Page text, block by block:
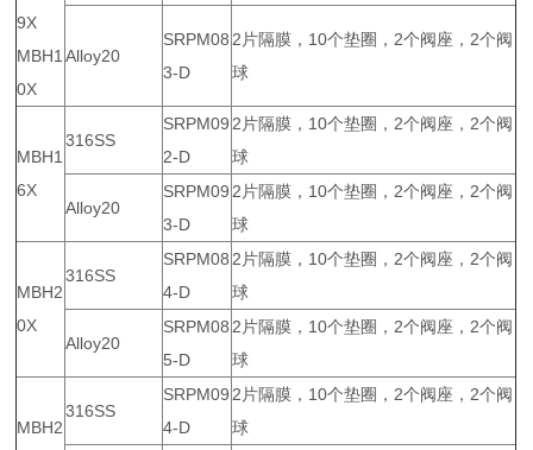
9X
MBH1
0X
Alloy20
SRPM08
3-D
2片隔膜，10个垫圈，2个阀座，2个阀
球
MBH1
6X
316SS
SRPM09
2-D
2片隔膜，10个垫圈，2个阀座，2个阀
球
Alloy20
SRPM09
3-D
2片隔膜，10个垫圈，2个阀座，2个阀
球
MBH2
0X
316SS
SRPM08
4-D
2片隔膜，10个垫圈，2个阀座，2个阀
球
Alloy20
SRPM08
5-D
2片隔膜，10个垫圈，2个阀座，2个阀
球
MBH2
316SS
SRPM09
4-D
2片隔膜，10个垫圈，2个阀座，2个阀
球